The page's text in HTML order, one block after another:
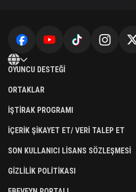
OYUNCU DESTEĞI
ORTAKLAR
İŞTIRAK PROGRAMI
İÇERIK ŞIKAYET ET/ VERI TALEP ET
SON KULLANICI LISANS SÖZLEŞMESI
GIZLILIK POLITIKASI